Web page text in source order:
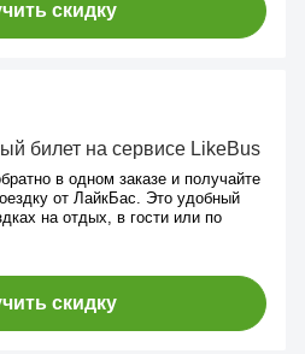
скидку
билет на сервисе LikeBus
в одном заказе и получайте
от ЛайкБас. Это удобный
на отдых, в гости или по
скидку